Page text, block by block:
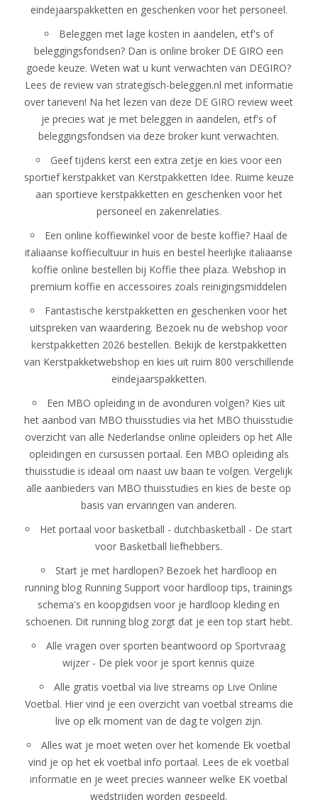
eindejaarspakketten en geschenken voor het personeel.
Beleggen met lage kosten in aandelen, etf's of
beleggingsfondsen? Dan is online broker DE GIRO een
goede keuze. Weten wat u kunt verwachten van DEGIRO?
Lees de review van strategisch-beleggen.nl met informatie
over tarieven! Na het lezen van deze DE GIRO review weet
je precies wat je met beleggen in aandelen, etf's of
beleggingsfondsen via deze broker kunt verwachten.
Geef tijdens kerst een extra zetje en kies voor een
sportief kerstpakket van Kerstpakketten Idee. Ruime keuze
aan sportieve kerstpakketten en geschenken voor het
personeel en zakenrelaties.
Een online koffiewinkel voor de beste koffie? Haal de
italiaanse koffiecultuur in huis en bestel heerlijke italiaanse
koffie online bestellen bij Koffie thee plaza. Webshop in
premium koffie en accessoires zoals reinigingsmiddelen
Fantastische kerstpakketten en geschenken voor het
uitspreken van waardering. Bezoek nu de webshop voor
kerstpakketten 2026 bestellen. Bekijk de kerstpakketten
van Kerstpakketwebshop en kies uit ruim 800 verschillende
eindejaarspakketten.
Een MBO opleiding in de avonduren volgen? Kies uit
het aanbod van MBO thuisstudies via het MBO thuisstudie
overzicht van alle Nederlandse online opleiders op het Alle
opleidingen en cursussen portaal. Een MBO opleiding als
thuisstudie is ideaal om naast uw baan te volgen. Vergelijk
alle aanbieders van MBO thuisstudies en kies de beste op
basis van ervaringen van anderen.
Het portaal voor basketball - dutchbasketball - De start
voor Basketball liefhebbers.
Start je met hardlopen? Bezoek het hardloop en
running blog Running Support voor hardloop tips, trainings
schema's en koopgidsen voor je hardloop kleding en
schoenen. Dit running blog zorgt dat je een top start hebt.
Alle vragen over sporten beantwoord op Sportvraag
wijzer - De plek voor je sport kennis quize
Alle gratis voetbal via live streams op Live Online
Voetbal. Hier vind je een overzicht van voetbal streams die
live op elk moment van de dag te volgen zijn.
Alles wat je moet weten over het komende Ek voetbal
vind je op het ek voetbal info portaal. Lees de ek voetbal
informatie en je weet precies wanneer welke EK voetbal
wedstrijden worden gespeeld.